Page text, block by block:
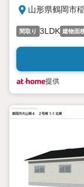
山形県鶴岡市
間取り 3LDK 建物面
提供